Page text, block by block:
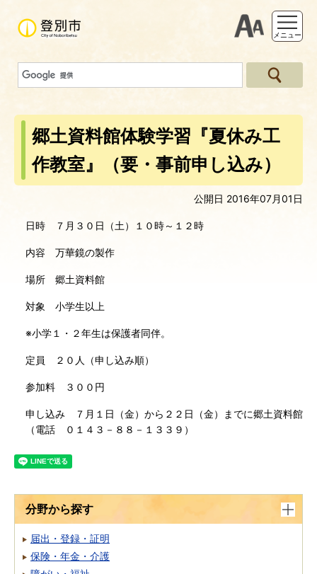
支援ツー
メニュー
郷土資料館体験学習『夏休み工
作教室』（要・事前申し込み）
公開日 2016年07月01日
日時 ７月３０日（土）１０時～１２時
内容 万華鏡の製作
場所 郷土資料館
対象 小学生以上
※小学１・２年生は保護者同伴。
定員 ２０人（申し込み順）
参加料 ３００円
申し込み ７月１日（金）から２２日（金）までに郷土資料館
（電話 ０１４３－８８－１３３９）
分野から探す
届出・登録・証明
保険・年金・介護